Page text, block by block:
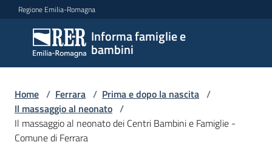
Vai al contenuto
Vai alla navigazione
Vai al footer
Regione Emilia-Romagna
Informa famiglie e
bambini
Informa
famiglie
e
bambini
Argomenti
Home / Ferrara / Prima e dopo la nascita /
Il massaggio al neonato /
Il massaggio al neonato dei Centri Bambini e Famiglie -
Comune di Ferrara